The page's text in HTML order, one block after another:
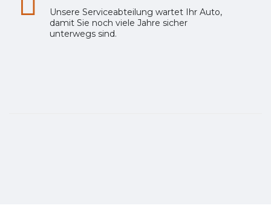
Unsere Serviceabteilung wartet Ihr Auto,
damit Sie noch viele Jahre sicher
unterwegs sind.